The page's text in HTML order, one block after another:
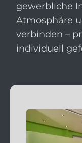
gewerbliche
Atmosphäre
verbinden –
individuell